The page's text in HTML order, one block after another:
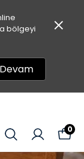
bölgeyi
Devam
0